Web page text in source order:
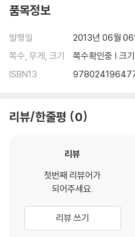
품목정보
발행일
2013년 06월 06
쪽수, 무게, 크기
쪽수확인중 | 크
ISBN13
리뷰/한줄평 0
리뷰
첫번째 리뷰어가
되어주세요.
리뷰 쓰기